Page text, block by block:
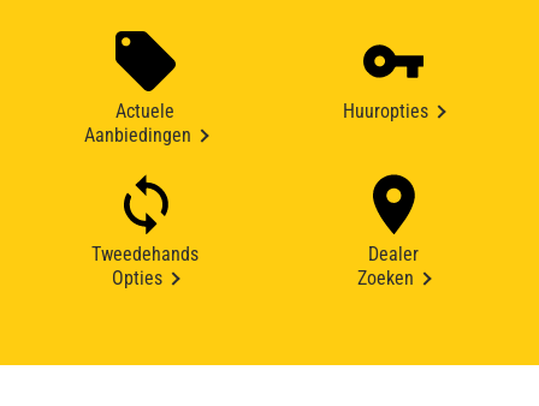
Actuele
Aanbiedingen
Huuropties
Tweedehands
Opties
Dealer
Zoeken